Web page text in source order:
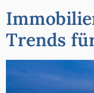
Trends